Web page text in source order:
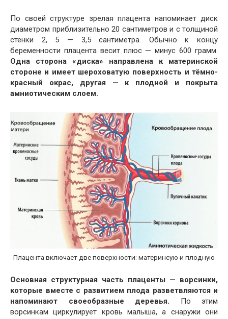
По своей структуре зрелая плацента напоминает диск
диаметром приблизительно 20 сантиметров и с толщиной
стенки 2, 5 — 3,5 сантиметра. Обычно к концу
беременности плацента весит плюс — минус 600 грамм.
Одна сторона «диска» направлена к материнской
стороне и имеет шероховатую поверхность и тёмно-
красный окрас, другая — к плодной и покрыта
амниотическим слоем.
Плацента включает две поверхности: материнсую и плодную
Основная структурная часть плаценты — ворсинки,
которые вместе с развитием плода разветвляются и
напоминают своеобразные деревья. По этим
ворсинкам циркулирует кровь малыша, а снаружи они